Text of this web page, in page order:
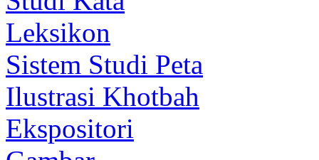
Leksikon
Sistem Studi Peta
Ilustrasi Khotbah
Ekspositori